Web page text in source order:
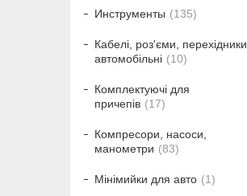
Инструменты 135
Кабелі, роз'єми, перехідники
автомобільні
10
Комплектуючі для
причепів
17
Компресори, насоси,
манометри
83
Мінімийки для авто 1